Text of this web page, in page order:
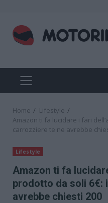
content
PRIMARY
MENU
Home
Lifestyle
Amazon ti fa lucidare i fari
carrozziere te ne avrebbe
Lifestyle
Amazon ti fa
prodotto da soli 6€:
avrebbe chiesti 200